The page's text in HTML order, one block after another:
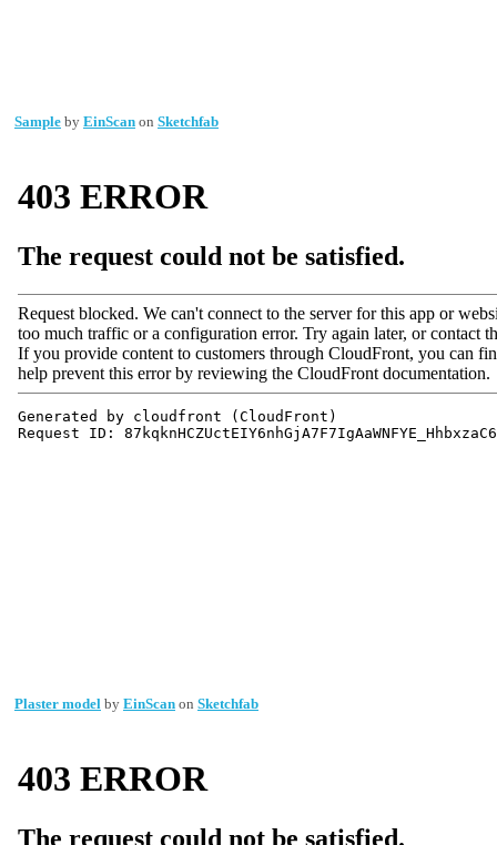
Sample by EinScan on Sketchfab
Plaster model by EinScan on Sketchfab